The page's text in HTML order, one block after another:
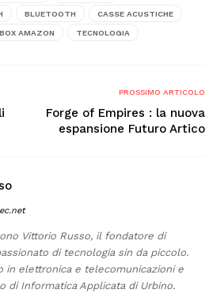
BLUETOOTH CASSE ACUSTICHE
AMAZON TECNOLOGIA
PROSSIMO ARTICOLO
Forge of Empires : la nuova
espansione Futuro Artico
Vittorio Russo, il fondatore di
di tecnologia sin da piccolo.
in elettronica e telecomunicazioni e
di Informatica Applicata di Urbino.